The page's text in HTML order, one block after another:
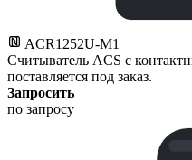
ACR1252U-M1
Считыватель ACS с
поставляется под заказ.
Запросить
по запросу